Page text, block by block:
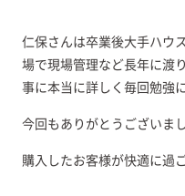
仁保さんは卒業後大手ハウ
場で現場管理など長年に渡
事に本当に詳しく毎回勉強
今回もありがとうございまし
購入したお客様が快適に過